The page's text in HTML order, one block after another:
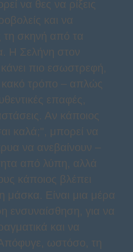
να θες να ρίξεις
και να
τη σκηνή από τα
Η Σελήνη στον
πιο εσωστρεφή,
κακό τρόπο – απλώς
επαφές,
Αν κάποιος
καλά;", μπορεί να
να ανεβαίνουν –
από λύπη, αλλά
κάποιος βλέπει
μάσκα. Είναι μια μέρα
ενσυναίσθηση, για να
και να
ωστόσο, τη